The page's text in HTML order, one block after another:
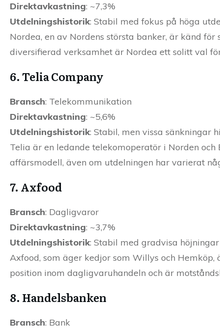
Direktavkastning: ~7,3%
Utdelningshistorik: Stabil med fokus på höga
Nordea, en av Nordens största banker, är känd
diversifierad verksamhet är Nordea ett solitt val
6. Telia Company
Bransch: Telekommunikation
Direktavkastning: ~5,6%
Utdelningshistorik: Stabil, men vissa sänkningar
Telia är en ledande telekomoperatör i Norden
affärsmodell, även om utdelningen har varierat
7. Axfood
Bransch: Dagligvaror
Direktavkastning: ~3,7%
Utdelningshistorik: Stabil med gradvisa höjningar
Axfood, som äger kedjor som Willys och
position inom dagligvaruhandeln och är
8. Handelsbanken
Bransch: Bank